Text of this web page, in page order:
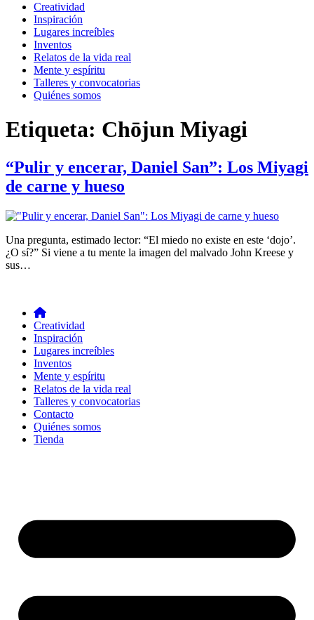
Creatividad
Inspiración
Lugares increíbles
Inventos
Relatos de la vida real
Mente y espíritu
Talleres y convocatorias
Quiénes somos
Etiqueta: Chōjun Miyagi
“Pulir y encerar, Daniel San”: Los Miyagi
de carne y hueso
Una pregunta, estimado lector: “El miedo no existe en este ‘dojo’.
¿O sí?” Si viene a tu mente la imagen del malvado John Kreese y
sus…
Creatividad
Inspiración
Lugares increíbles
Inventos
Mente y espíritu
Relatos de la vida real
Talleres y convocatorias
Contacto
Quiénes somos
Tienda